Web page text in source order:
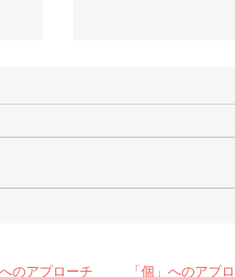
へのアプローチ 「個」へのアプ